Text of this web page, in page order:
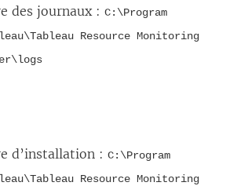
des journaux : C:\Program
Resource Monitoring
d’installation : C:\Program
Resource Monitoring